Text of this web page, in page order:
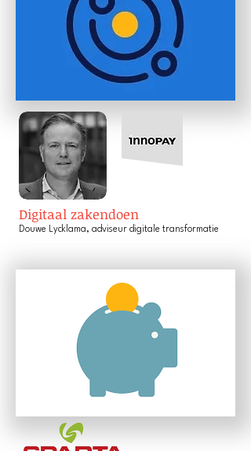
Digitaal zakendoen
Douwe Lycklama, adviseur digitale transformatie